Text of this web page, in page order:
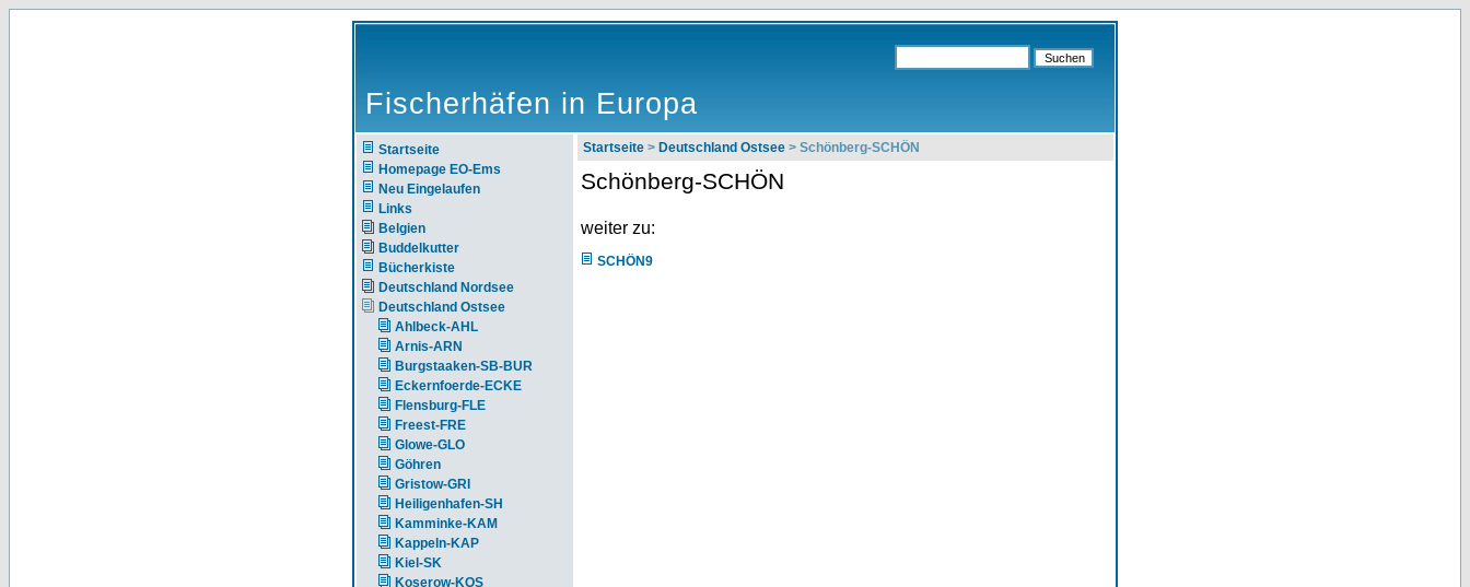
Fischerhäfen in Europa
Startseite
Homepage EO-Ems
Neu Eingelaufen
Links
Belgien
Buddelkutter
Bücherkiste
Deutschland Nordsee
Deutschland Ostsee
Ahlbeck-AHL
Arnis-ARN
Burgstaaken-SB-BUR
Eckernfoerde-ECKE
Flensburg-FLE
Freest-FRE
Glowe-GLO
Göhren
Gristow-GRI
Heiligenhafen-SH
Kamminke-KAM
Kappeln-KAP
Kiel-SK
Koserow-KOS
Startseite > Deutschland Ostsee > Schönberg-SCHÖN
Schönberg-SCHÖN
weiter zu:
SCHÖN9